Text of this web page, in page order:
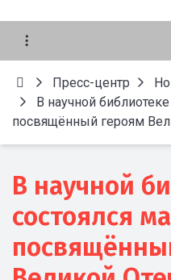
Пресс-центр
В научной
посвящённый героям
В научной
состоялся